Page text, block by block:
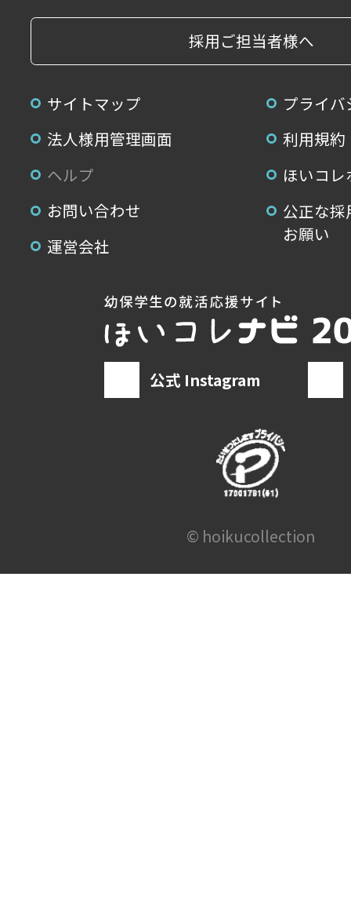
採用ご担当者様へ
サイトマップ
プライ
法人様用管理画面
利用規約
ヘルプ
ほいコ
お問い合わせ
公正な
お願い
運営会社
公式 Instagram
© hoikucollection